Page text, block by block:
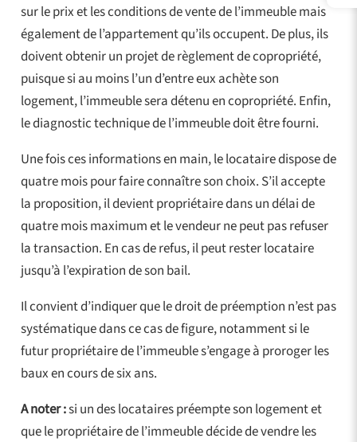
sur le prix et les conditions de vente de l’immeuble mais
également de l’appartement qu’ils occupent. De plus, ils
doivent obtenir un projet de règlement de copropriété,
puisque si au moins l’un d’entre eux achète son
logement, l’immeuble sera détenu en copropriété. Enfin,
le diagnostic technique de l’immeuble doit être fourni.
Une fois ces informations en main, le locataire dispose de
quatre mois pour faire connaître son choix. S’il accepte
la proposition, il devient propriétaire dans un délai de
quatre mois maximum et le vendeur ne peut pas refuser
la transaction. En cas de refus, il peut rester locataire
jusqu’à l’expiration de son bail.
Il convient d’indiquer que le droit de préemption n’est pas
systématique dans ce cas de figure, notamment si le
futur propriétaire de l’immeuble s’engage à proroger les
baux en cours de six ans.
A noter :si un des locataires préempte son logement et
que le propriétaire de l’immeuble décide de vendre les